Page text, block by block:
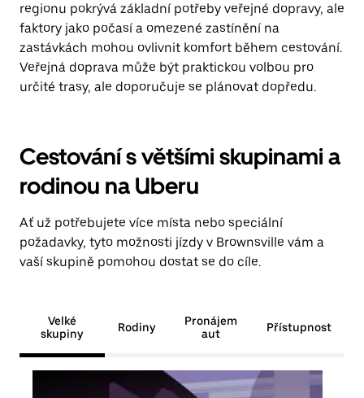
regionu pokrývá základní potřeby veřejné dopravy, ale
faktory jako počasí a omezené zastínění na
zastávkách mohou ovlivnit komfort během cestování.
Veřejná doprava může být praktickou volbou pro
určité trasy, ale doporučuje se plánovat dopředu.
Cestování s většími skupinami a
rodinou na Uberu
Ať už potřebujete více místa nebo speciální
požadavky, tyto možnosti jízdy v Brownsville vám a
vaší skupině pomohou dostat se do cíle.
Velké
skupiny
Rodiny
Pronájem
aut
Přístupnost